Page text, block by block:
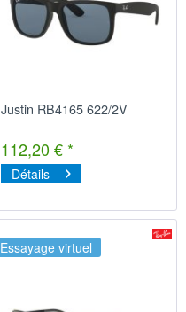
Justin RB4165 622/2V
112,20 € *
Détails
Essayage virtuel